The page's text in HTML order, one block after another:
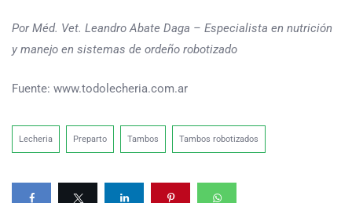
Por Méd. Vet. Leandro Abate Daga – Especialista en nutrición
y manejo en sistemas de ordeño robotizado
Fuente: www.todolecheria.com.ar
Lecheria Preparto Tambos Tambos robotizados